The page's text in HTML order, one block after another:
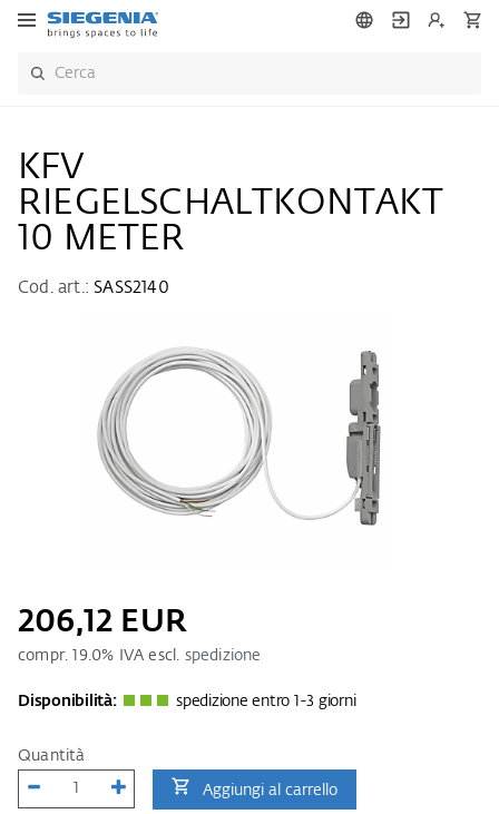
KFV
RIEGELSCHALTKONTAKT
10 METER
Cod. art.: SASS2140
206,12 EUR
compr.19.0% IVA escl. spedizione
Disponibilità: spedizione entro 1-3 giorni
Quantità
Aggiungi al carrello